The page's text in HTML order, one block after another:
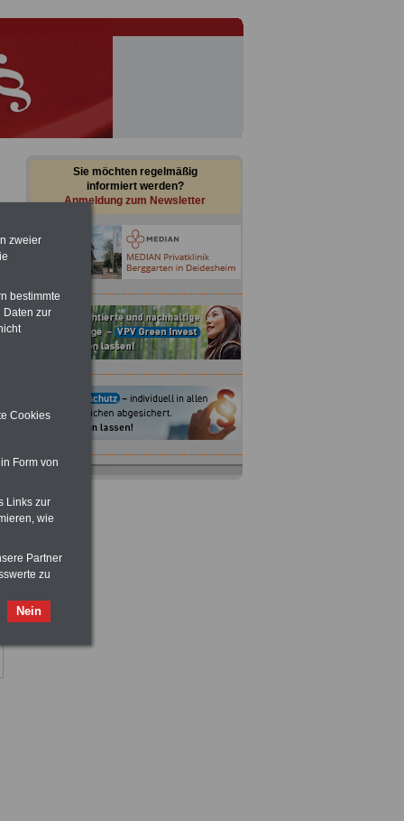
Sie möchten regelmäßig
informiert werden?
Anmeldung zum Newsletter
zweier
bestimmte
Daten zur
Cookies
Form von
Links zur
wie
Partner
zu
Nein